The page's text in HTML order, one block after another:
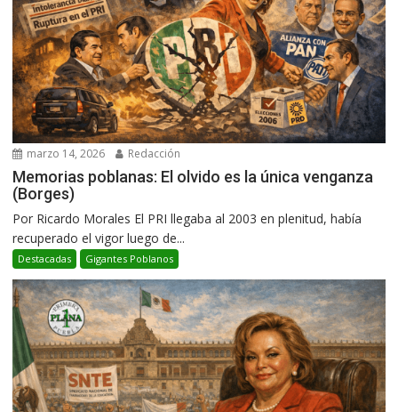
marzo 14, 2026 Redacción
Memorias poblanas: El olvido es la única venganza
(Borges)
Por Ricardo Morales El PRI llegaba al 2003 en plenitud, había
recuperado el vigor luego de...
Destacadas Gigantes Poblanos